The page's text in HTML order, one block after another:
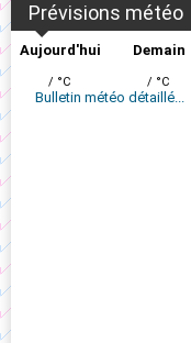
Prévisions météo
Aujourd'hui
/ °C
Demain
/ °C
Bulletin météo détaillé...